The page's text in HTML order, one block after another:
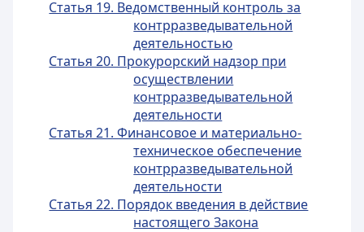
Статья 19. Ведомственный контроль за
контрразведывательной
деятельностью
Статья 20. Прокурорский надзор при
осуществлении
контрразведывательной
деятельности
Статья 21. Финансовое и материально-
техническое обеспечение
контрразведывательной
деятельности
Статья 22. Порядок введения в действие
настоящего Закона